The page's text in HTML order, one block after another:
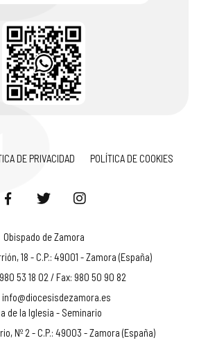
DE PRIVACIDAD POLÍTICA DE COOKIES
Obispado de Zamora
18 - C.P.: 49001 - Zamora (España)
53 18 02 / Fax: 980 50 90 82
info@diocesisdezamora.es
de la Iglesia - Seminario
Nº 2 - C.P.: 49003 - Zamora (España)